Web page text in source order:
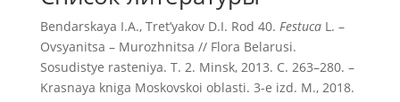
Bendarskaya I.A., Tret’yakov D.I. Rod 40. FestucaL. –
Ovsyanitsa – Murozhnitsa // Flora Belarusi.
Sosudistye rasteniya. T. 2. Minsk, 2013. C. 263–280. –
Krasnaya kniga Moskovskoi oblasti. 3-e izd. M., 2018.